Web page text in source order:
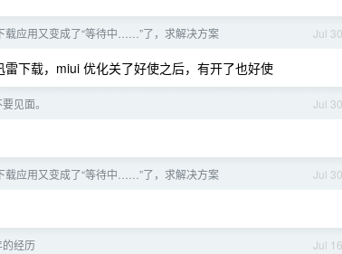
Jul 30
载应用又变成了“等待中……”了，求解决方案
下载，miui 优化关了好使之后，有开了也好使
Jul 30
见面。
Jul 30
载应用又变成了“等待中……”了，求解决方案
Jul 16
经历